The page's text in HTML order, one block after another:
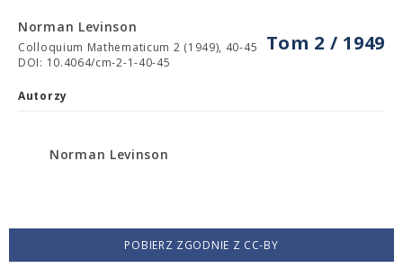
Tom 2 / 1949
Norman Levinson
Colloquium Mathematicum 2 (1949), 40-45
DOI: 10.4064/cm-2-1-40-45
Autorzy
Norman Levinson
POBIERZ ZGODNIE Z CC-BY